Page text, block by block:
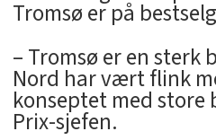
Tromsø er på
– Tromsø er en sterk
Nord har vært flink
konseptet med store
Prix-sjefen.